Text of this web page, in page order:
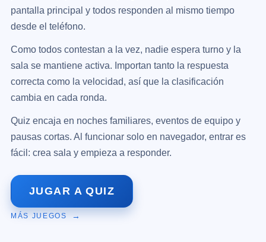
pantalla principal y todos responden al mismo tiempo
desde el teléfono.
Como todos contestan a la vez, nadie espera turno y la
sala se mantiene activa. Importan tanto la respuesta
correcta como la velocidad, así que la clasificación
cambia en cada ronda.
Quiz encaja en noches familiares, eventos de equipo y
pausas cortas. Al funcionar solo en navegador, entrar es
fácil: crea sala y empieza a responder.
JUGAR A QUIZ
MÁS JUEGOS